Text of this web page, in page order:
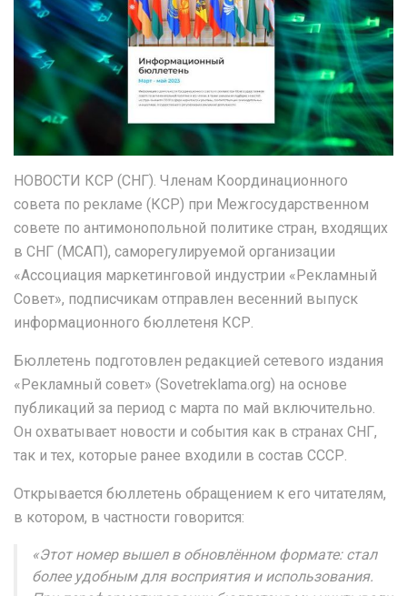
НОВОСТИ КСР (СНГ). Членам Координационного
совета по рекламе (КСР) при Межгосударственном
совете по антимонопольной политике стран, входящих
в СНГ (МСАП), саморегулируемой организации
«Ассоциация маркетинговой индустрии «Рекламный
Совет», подписчикам отправлен весенний выпуск
информационного бюллетеня КСР.
Бюллетень подготовлен редакцией сетевого издания
«Рекламный совет» (Sovetreklama.org) на основе
публикаций за период с марта по май включительно.
Он охватывает новости и события как в странах СНГ,
так и тех, которые ранее входили в состав СССР.
Открывается бюллетень обращением к его читателям,
в котором, в частности говорится:
«Этот номер вышел в обновлённом формате: стал
более удобным для восприятия и использования.